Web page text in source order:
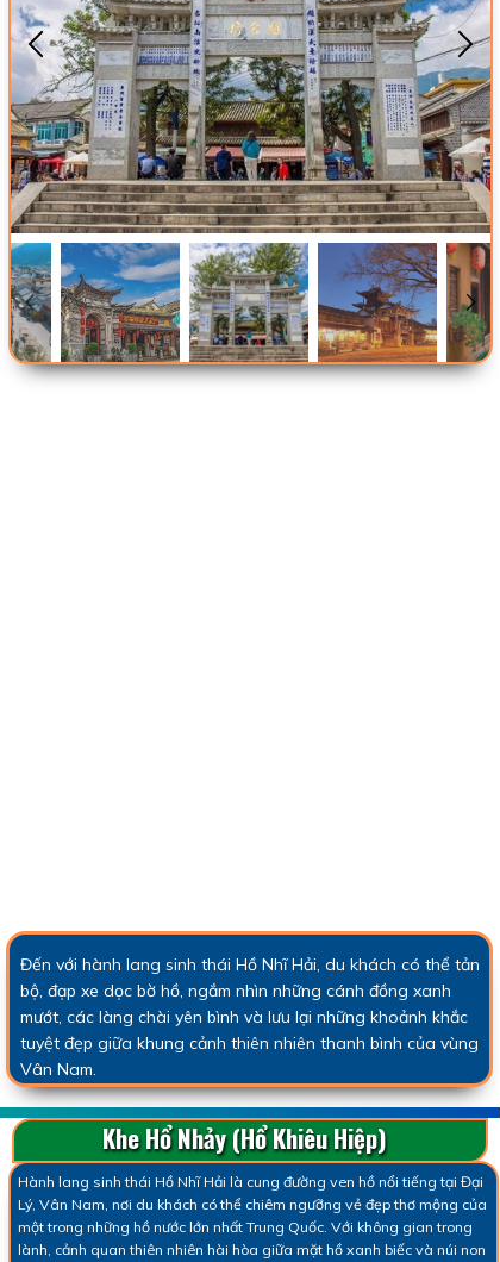
Đến với hành lang sinh thái Hồ Nhĩ Hải, du khách có thể tản
bộ, đạp xe dọc bờ hồ, ngắm nhìn những cánh đồng xanh
mướt, các làng chài yên bình và lưu lại những khoảnh khắc
tuyệt đẹp giữa khung cảnh thiên nhiên thanh bình của vùng
Vân Nam.
Khe Hổ Nhảy (Hổ Khiêu Hiệp)
Hành lang sinh thái Hồ Nhĩ Hải là cung đường ven hồ nổi tiếng tại Đại
Lý, Vân Nam, nơi du khách có thể chiêm ngưỡng vẻ đẹp thơ mộng của
một trong những hồ nước lớn nhất Trung Quốc. Với không gian trong
lành, cảnh quan thiên nhiên hài hòa giữa mặt hồ xanh biếc và núi non